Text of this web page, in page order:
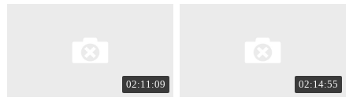
02:14:55
02:11:09